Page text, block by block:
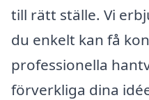
till rätt ställe. Vi
du enkelt kan få
professionella
förverkliga dina